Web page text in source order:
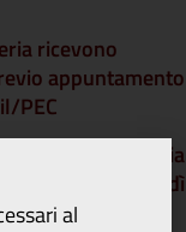
ricevono
appuntamento
PEC
Uffici di Segreteria
partire da venerdì
2026 e
al